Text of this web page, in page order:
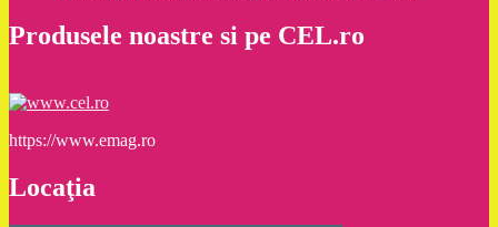
Produsele noastre si pe CEL.ro
https://www.emag.ro
Locaţia